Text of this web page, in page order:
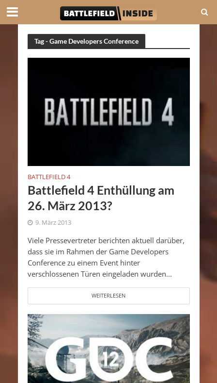
Tag - Game Developers Conference
BATTLEFIELD 4
Battlefield 4 Enthüllung am
26. März 2013?
9. März 2013
Viele Pressevertreter berichten aktuell darüber,
dass sie im Rahmen der Game Developers
Conference zu einem Event hinter
verschlossenen Türen eingeladen wurden...
WEITERLESEN